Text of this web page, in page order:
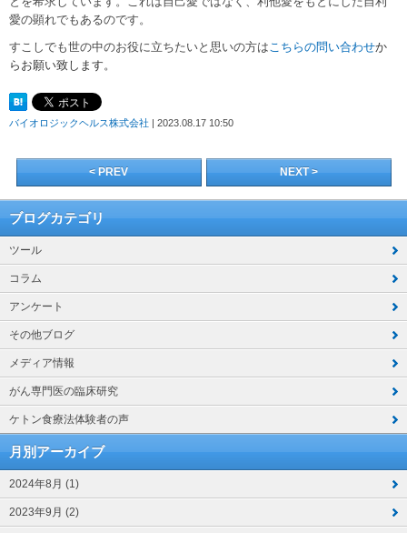
愛の顕れでもあるのです。
すこしでも世の中のお役に立ちたいと思いの方はこちらの問い合わせか
らお願い致します。
バイオロジックヘルス株式会社 | 2023.08.17 10:50
< PREV NEXT >
ブログカテゴリ
ツール
コラム
アンケート
その他ブログ
メディア情報
がん専門医の臨床研究
ケトン食療法体験者の声
月別アーカイブ
2024年8月 (1)
2023年9月 (2)